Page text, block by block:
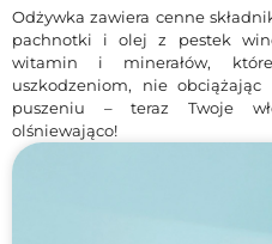
Odżywka zawiera cenne
pachnotki i olej z pestek
witamin i minerałów,
uszkodzeniom, nie
puszeniu – teraz Twoje
olśniewająco!